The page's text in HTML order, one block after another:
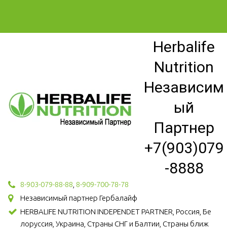
Herbalife
Nutrition
Независим
ый
Партнер
+7(903)079
-8888
8-903-079-88-88 8-909-700-78-78
Независимый партнер Гербалайф
HERBALIFE NUTRITION INDEPENDET PARTNER, Россия, Бе
лоруссия, Украина, Страны СНГ и Балтии, Страны ближ